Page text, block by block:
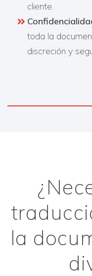
cliente.
toda la
discreción y
la